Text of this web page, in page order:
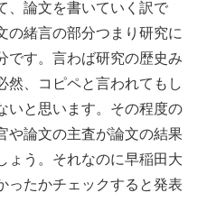
、論文を書いていく訳で
の緒言の部分つまり研究に
です。言わば研究の歴史み
然、コピペと言われてもし
いと思います。その程度の
や論文の主査が論文の結果
ょう。それなのに早稲田大
ったかチェックすると発表